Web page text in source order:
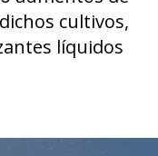
cultivos,
líquidos